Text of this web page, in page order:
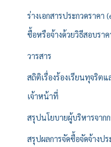
ร่างเอกสารประกวดราคา
ซื้อหรือจ้างด้วยวิธีสอบราค
วารสาร
สถิติเรื่องร้องเรียนทุจริต
เจ้าหน้าที่
สรุปนโยบายผู้บริหารจาก
สรุปผลการจัดซื้อจัดจ้างปร